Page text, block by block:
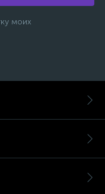
моих